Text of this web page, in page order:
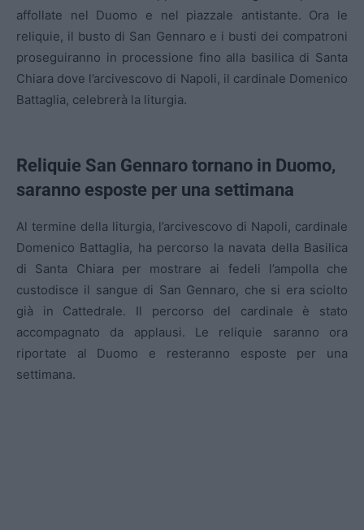
affollate nel Duomo e nel piazzale antistante. Ora le
reliquie, il busto di San Gennaro e i busti dei compatroni
proseguiranno in processione fino alla basilica di Santa
Chiara dove l’arcivescovo di Napoli, il cardinale Domenico
Battaglia, celebrerà la liturgia.
Reliquie San Gennaro tornano in Duomo,
saranno esposte per una settimana
Al termine della liturgia, l’arcivescovo di Napoli, cardinale
Domenico Battaglia, ha percorso la navata della Basilica
di Santa Chiara per mostrare ai fedeli l’ampolla che
custodisce il sangue di San Gennaro, che si era sciolto
già in Cattedrale. Il percorso del cardinale è stato
accompagnato da applausi. Le reliquie saranno ora
riportate al Duomo e resteranno esposte per una
settimana.